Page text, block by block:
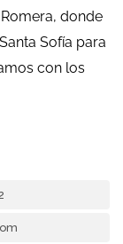
donde
Sofía para
con los